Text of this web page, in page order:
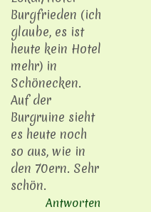
Burgfrieden (ich
glaube, es ist
heute kein Hotel
mehr) in
Schönecken.
Auf der
Burgruine sieht
es heute noch
so aus, wie in
den 70ern. Sehr
schön.
Antworten